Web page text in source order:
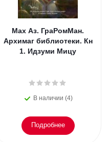
Мах Аз. ГраРомМан.
Архимаг библиотеки. Кн
1. Идзуми Мицу
В наличии (4)
Подробнее